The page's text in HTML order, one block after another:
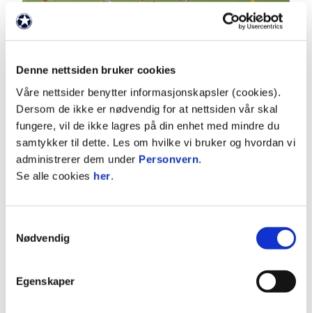
Denne nettsiden bruker cookies
Våre nettsider benytter informasjonskapsler (cookies).
Dersom de ikke er nødvendig for at nettsiden vår skal
fungere, vil de ikke lagres på din enhet med mindre du
samtykker til dette. Les om hvilke vi bruker og hvordan vi
administrerer dem under Personvern.
Se alle cookies her.
Nødvendig
Egenskaper
03:00
2.8.2026 | 00:03:00
Hødd - Moss 2-1
OBOS-ligaen 2026 Runde 16